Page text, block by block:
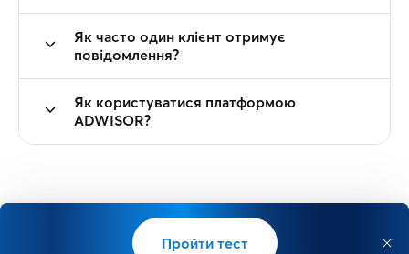
Як часто один клієнт отримує
повідомлення?
Як користуватися платформою
ADWISOR?
Пройти тест